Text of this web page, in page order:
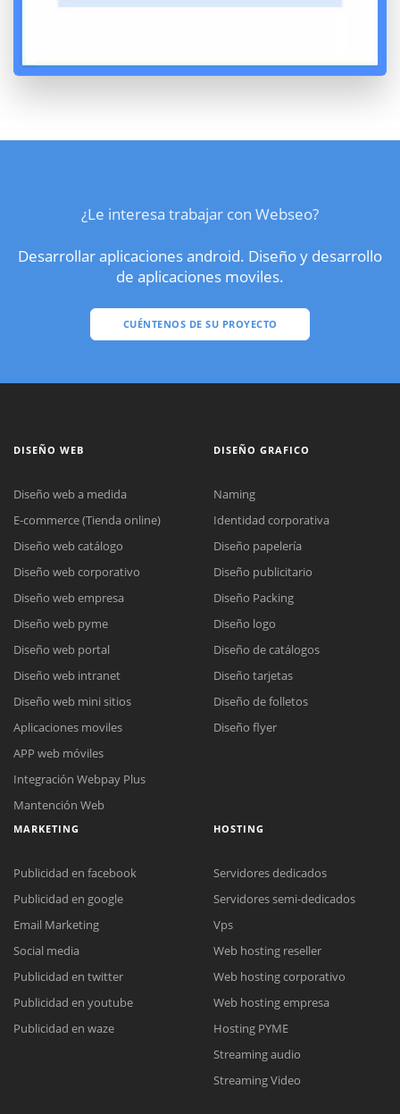
¿Le interesa trabajar con Webseo?
Desarrollar aplicaciones android. Diseño y desarrollo
de aplicaciones moviles.
CUÉNTENOS DE SU PROYECTO
Reunión online
Nuestros ejecutivos le enviarán un correo electrónico con el enlace a
Meet para la reunión online.
Cotización
Todos nuestros ejecutivos están fuera de línea. Complete el formulario
DISEÑO WEB
Diseño web a medida
E-commerce (Tienda online)
Diseño web catálogo
Diseño web corporativo
Diseño web empresa
Diseño web pyme
Diseño web portal
Diseño web intranet
Diseño web mini sitios
Aplicaciones moviles
APP web móviles
Integración Webpay Plus
Mantención Web
DISEÑO GRAFICO
Naming
Identidad corporativa
Diseño papelería
Diseño publicitario
Diseño Packing
Diseño logo
Diseño de catálogos
Diseño tarjetas
Diseño de folletos
Diseño flyer
MARKETING
Publicidad en facebook
Publicidad en google
Email Marketing
Social media
Publicidad en twitter
Publicidad en youtube
Publicidad en waze
HOSTING
Servidores dedicados
Servidores semi-dedicados
Vps
Web hosting reseller
Web hosting corporativo
Web hosting empresa
Hosting PYME
Streaming audio
Streaming Video